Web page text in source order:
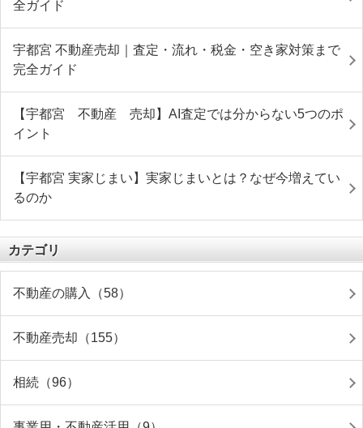
全ガイド
宇都宮 不動産売却｜査定・流れ・税金・空き家対策まで
完全ガイド
【宇都宮 不動産 売却】AI査定では分からない5つのポ
イント
【宇都宮 実家じまい】実家じまいとは？なぜ今増えてい
るのか
カテゴリ
不動産の購入（58）
不動産売却（155）
相続（96）